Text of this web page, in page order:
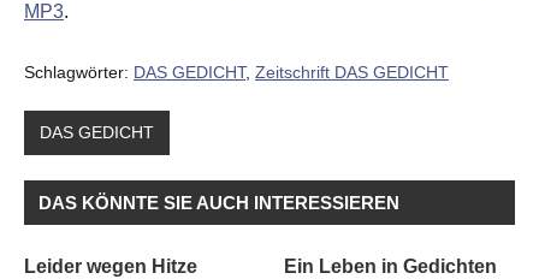
MP3.
Schlagwörter: DAS GEDICHT, Zeitschrift DAS GEDICHT
DAS GEDICHT
DAS KÖNNTE SIE AUCH INTERESSIEREN
Leider wegen Hitze
Ein Leben in Gedichten